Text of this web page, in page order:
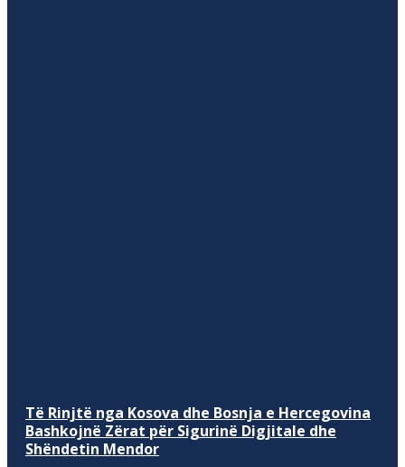
Të Rinjtë nga Kosova dhe Bosnja e Hercegovina
Bashkojnë Zërat për Sigurinë Digjitale dhe
Shëndetin Mendor